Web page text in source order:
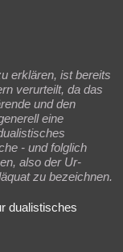
Literatur
Filme
English
erklären, ist bereits
verurteilt, da das
und den
eine
- und folglich
also der Ur-
zu bezeichnen.
dualistisches